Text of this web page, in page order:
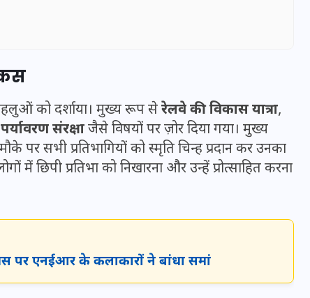
को दर्शाया। मुख्य रूप सेरेलवे की विकास यात्रा,
संरक्षाजैसे विषयों पर ज़ोर दिया गया। मुख्य
सभी प्रतिभागियों को स्मृति चिन्ह प्रदान कर उनका
में छिपी प्रतिभा को निखारना और उन्हें प्रोत्साहित करना
पर एनईआर के कलाकारों ने बांधा समां
UPSSSC Lekhpal Recruitment
पर बंपर भर्ती का विज्ञापन जारी,
16 दिसम्बर 2025